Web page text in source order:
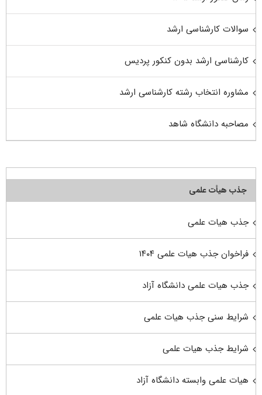
سوالات کارشناسی ارشد
کارشناسی ارشد بدون کنکور پردیس
مشاوره انتخاب رشته کارشناسی ارشد
مصاحبه دانشگاه شاهد
جذب هیأت علمی
جذب هیات علمی
فراخوان جذب هیات علمی ۱۴۰۴
جذب هیات علمی دانشگاه آزاد
شرایط سنی جذب هیات علمی
شرایط جذب هیات علمی
هیات علمی وابسته دانشگاه آزاد